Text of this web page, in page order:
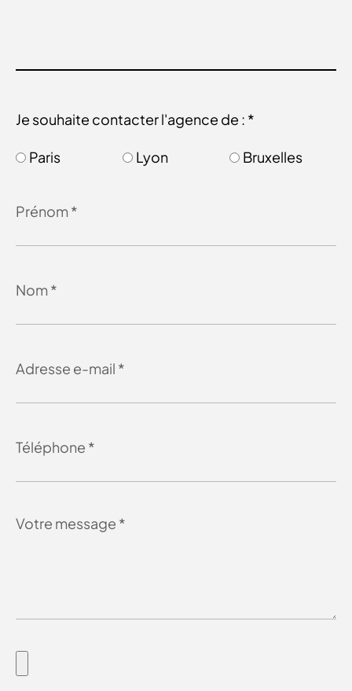
Je souhaite contacter l'agence de : *
Paris Lyon Bruxelles